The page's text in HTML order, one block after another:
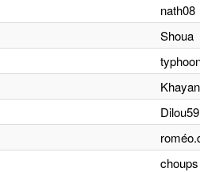
nath08
Shoua
Khayan
Dilou59
choups